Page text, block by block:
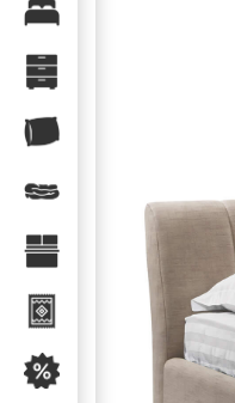
Текстиль для
Розпродаж